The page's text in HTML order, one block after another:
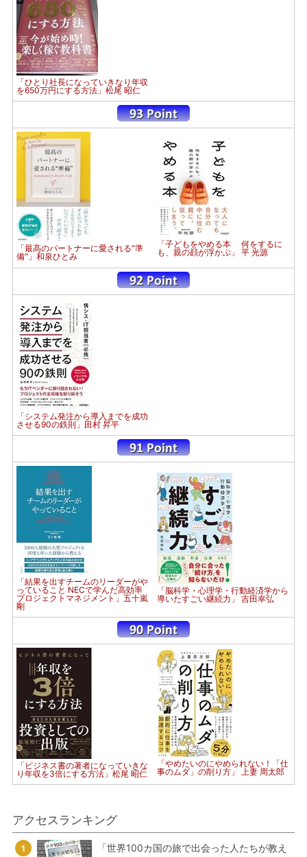
「ひとり社長になっていきなり年収
を650万円にする方法」松尾 昭仁
「最高のパートナーに愛される"準
備"」和泉ひとみ
「子どもをやめる本 何をするに
も、親の顔が浮かぶ」 平 光源
「システム発注から導入までを成功
させる90の鉄則」田村 昇平
「結果を出すチームのリーダーがや
っていること NECで学んだ高効率
プロジェクトマネジメント」五十嵐
剛
「脳科学・心理学・行動経済学から
導いたすごい継続力」 吉田幸弘
「ビジネス書の著者になっていきな
り年収を3倍にする方法」松尾 昭仁
「やめたいのにやめられない！「仕
事のムダ」の削り方」 上妻 周太郎
アクセスランキング
1
「世界100カ国の旅で出会った人たちが教え